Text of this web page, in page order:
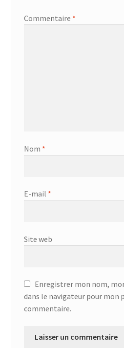
Commentaire *
Nom *
E-mail *
Site web
Enregistrer mon nom,
dans le navigateur pour mon
commentaire.